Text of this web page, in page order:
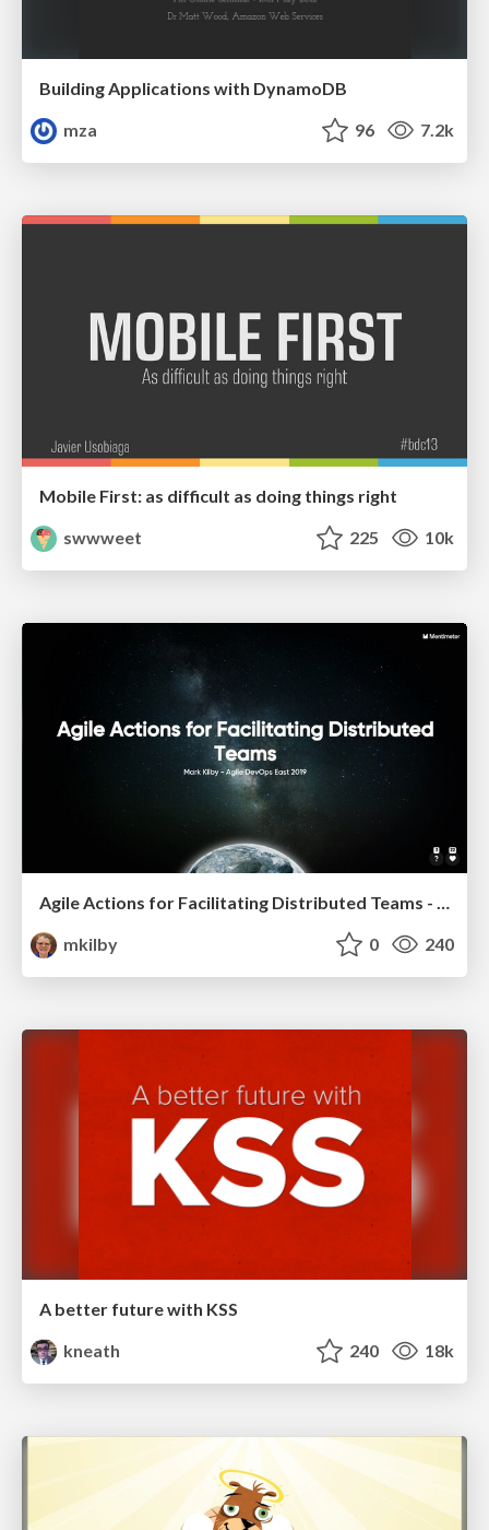
Building Applications with DynamoDB
mza
96 7.2k
Mobile First: as difficult as doing things right
swwweet
225 10k
Agile Actions for Facilitating Distributed Teams - ADO2019
mkilby
0 240
A better future with KSS
kneath
240 18k